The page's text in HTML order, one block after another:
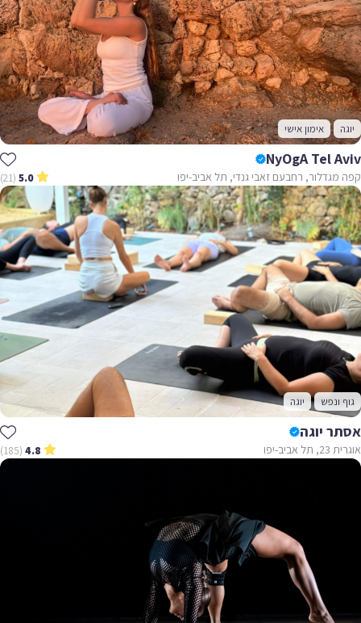
יוגה אימון אישי
NyOgA Tel Aviv
קפה מגדלור, רחבעם זאבי גנדי, תל אביב-יפו 5.0
(21)
גוף ונפש יוגה
אסתר יוגה
אוגרית 23, תל אביב-יפו 4.8
(185)